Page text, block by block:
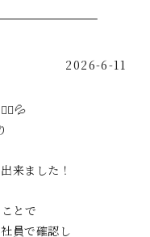
2026-6-11
来ました！
とで
員で確認し